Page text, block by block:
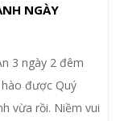
NGÀY
3 ngày 2 đêm
được Quý
vừa rồi. Niềm vui